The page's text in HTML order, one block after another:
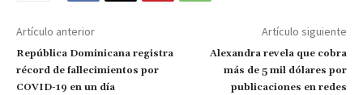
Artículo anterior
República Dominicana registra
récord de fallecimientos por
COVID-19 en un día
Artículo siguiente
Alexandra revela que cobra
más de 5 mil dólares por
publicaciones en redes